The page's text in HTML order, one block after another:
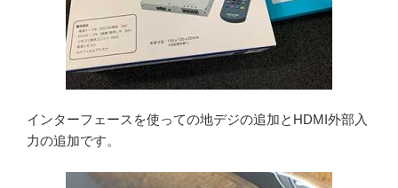
インターフェースを使っての地デジの追加とHDMI外部入
力の追加です。